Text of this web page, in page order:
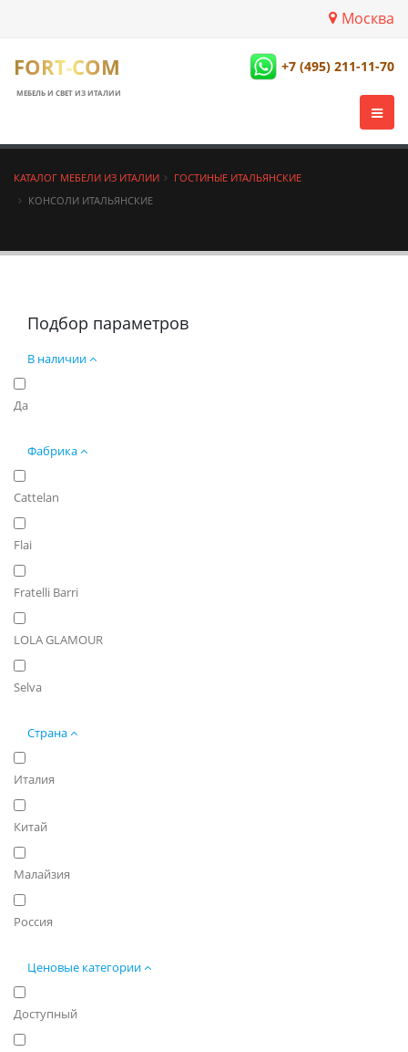
Москва
FORT-COM
МЕБЕЛЬ И СВЕТ ИЗ ИТАЛИИ
+7 (495) 211-11-70
КАТАЛОГ МЕБЕЛИ ИЗ ИТАЛИИ
ГОСТИНЫЕ ИТАЛЬЯНСКИЕ
КОНСОЛИ ИТАЛЬЯНСКИЕ
Подбор параметров
В наличии
Да
Фабрика
Cattelan
Flai
Fratelli Barri
LOLA GLAMOUR
Selva
Страна
Италия
Китай
Малайзия
Россия
Ценовые категории
Доступный